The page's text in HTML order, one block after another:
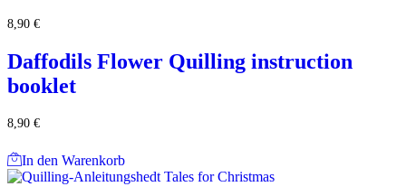
8,90 €
Daffodils Flower Quilling instruction
booklet
8,90 €
In den Warenkorb